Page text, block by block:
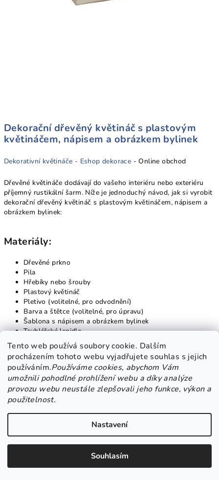
Tento web používá soubory cookie. Dalším
procházením tohoto webu vyjadřujete souhlas s jejich
používáním.Používáme cookies, abychom Vám
umožnili pohodlné prohlížení webu a díky analýze
provozu webu neustále zlepšovali jeho funkce, výkon a
použitelnost.
Nastavení
Souhlasím
Dekorační dřevěný květináč s plastovým
květináčem, nápisem a obrázkem bylinek
Dekorativní květináče - Eshop dekorace - Online obchod
Dřevěné květináče dodávají do vašeho interiéru nebo exteriéru
příjemný rustikální šarm. Níže je jednoduchý návod, jak si vyrobit
dekorační dřevěný květináč s plastovým květináčem, nápisem a
obrázkem bylinek:
Materiály:
Dřevěné prkno
Pila
Hřebíky nebo šrouby
Plastový květináč
Pletivo (volitelné, pro odvodnění)
Barva a štětce (volitelné, pro úpravu)
Šablona s nápisem a obrázkem bylinek
Truhlářské lepidlo
Hřebíky a kladivo (pokud chcete, aby byla šablona trvale
připevněna)
Postup:
Začněte vyřezáváním dřeva na požadovaný tvar květináče.
Vytvoření květináče: